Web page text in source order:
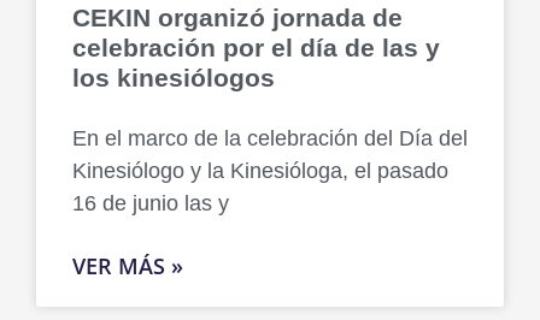
CEKIN organizó jornada de
celebración por el día de las y
los kinesiólogos
En el marco de la celebración del Día del
Kinesiólogo y la Kinesióloga, el pasado
16 de junio las y
VER MÁS »